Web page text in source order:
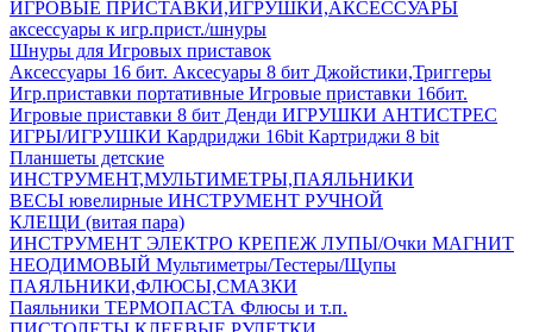
ИГРОВЫЕ ПРИСТАВКИ,ИГРУШКИ,АКСЕССУАРЫ
аксесcуары к игр.прист./шнуры
Шнуры для Игровых приставок
Аксессуары 16 бит. Аксесуары 8 бит Джойстики,Триггеры
Игр.приставки портативные Игровые приставки 16бит.
Игровые приставки 8 бит Денди ИГРУШКИ АНТИСТРЕС
ИГРЫ/ИГРУШКИ Кардриджи 16bit Картриджи 8 bit
Планшеты детские
ИНСТРУМЕНТ,МУЛЬТИМЕТРЫ,ПАЯЛЬНИКИ
ВЕСЫ ювелирные ИНСТРУМЕНТ РУЧНОЙ
КЛЕЩИ (витая пара)
ИНСТРУМЕНТ ЭЛЕКТРО КРЕПЕЖ ЛУПЫ/Очки МАГНИТ
НЕОДИМОВЫЙ Мультиметры/Тестеры/Щупы
ПАЯЛЬНИКИ,ФЛЮСЫ,СМАЗКИ
Паяльники ТЕРМОПАСТА Флюсы и т.п.